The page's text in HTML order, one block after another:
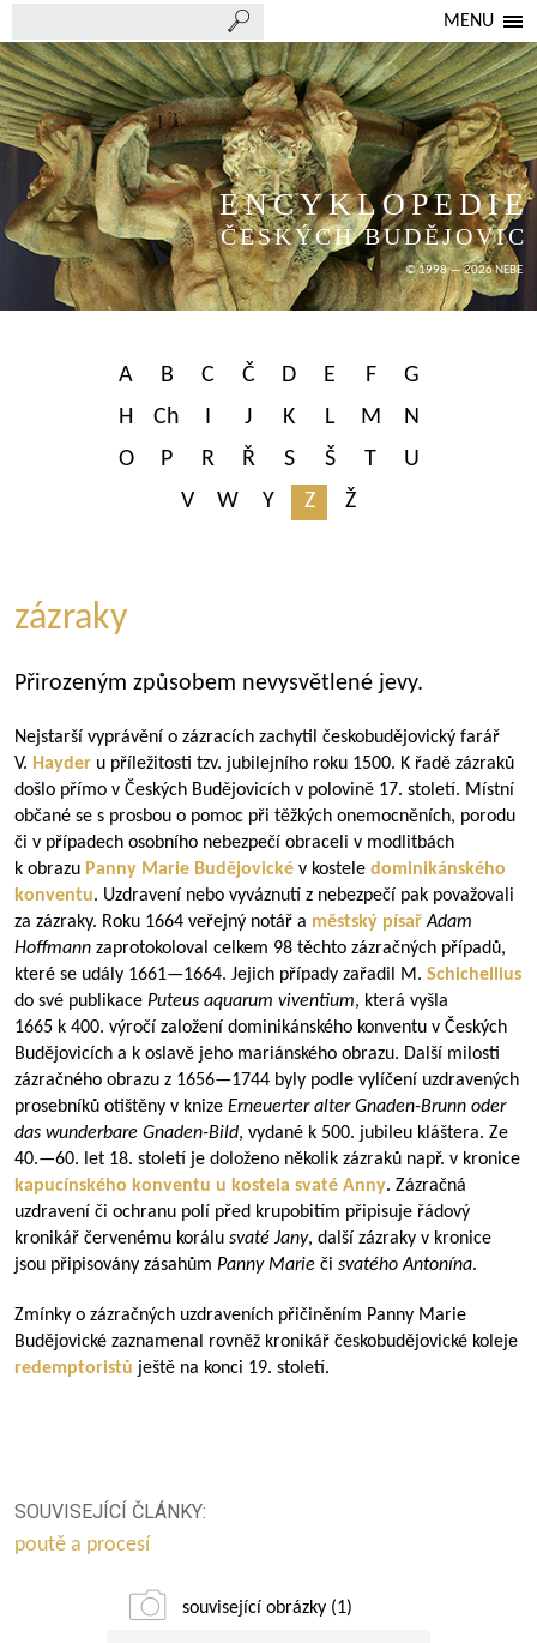
MENU
ENCYKLOPEDIE
ČESKÝCH BUDĚJOVIC
© 1998 — 2026 NEBE
A B C Č D E F
G
H
Ch I J K L M
N
O
P R Ř S Š T
U
V
W Y Z Ž
zázraky
Přirozeným způsobem nevysvětlené jevy.
Nejstarší vyprávění o zázracích zachytil českobudějovický farář
V. Hayder u příležitosti tzv. jubilejního roku 1500. K řadě zázraků
došlo přímo v Českých Budějovicích v polovině 17. století. Místní
občané se s prosbou o pomoc při těžkých onemocněních, porodu
či v případech osobního nebezpečí obraceli v modlitbách
k obrazu Panny Marie Budějovické v kostele dominikánského
konventu. Uzdravení nebo vyváznutí z nebezpečí pak považovali
za zázraky. Roku 1664 veřejný notář a městský písařAdam
Hoffmann zaprotokoloval celkem 98 těchto zázračných případů,
které se udály 1661—1664. Jejich případy zařadil M. Schichellius
do své publikace Puteus aquarum viventium, která vyšla
1665 k 400. výročí založení dominikánského konventu v Českých
Budějovicích a k oslavě jeho mariánského obrazu. Další milosti
zázračného obrazu z 1656—1744 byly podle vylíčení uzdravených
prosebníků otištěny v knize Erneuerter alter Gnaden-Brunn oder
das wunderbare Gnaden-Bild, vydané k 500. jubileu kláštera. Ze
40.—60. let 18. století je doloženo několik zázraků např. v kronice
kapucínského konventu u kostela svaté Anny. Zázračná
uzdravení či ochranu polí před krupobitím připisuje řádový
kronikář červenému korálu svaté Jany, další zázraky v kronice
jsou připisovány zásahům Panny Marie či svatého Antonína.
Zmínky o zázračných uzdraveních přičiněním Panny Marie
Budějovické zaznamenal rovněž kronikář českobudějovické koleje
redemptoristů ještě na konci 19. století.
SOUVISEJÍCÍ ČLÁNKY:
poutě a procesí
související obrázky (1)